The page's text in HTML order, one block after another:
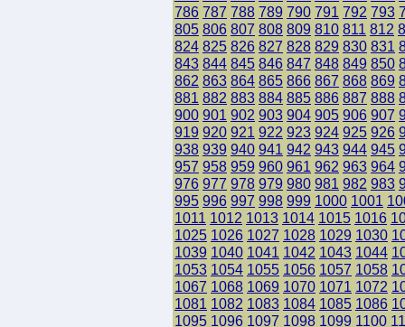
786 787 788 789 790 791 792 793
805 806 807 808 809 810 811 812
824 825 826 827 828 829 830 831
843 844 845 846 847 848 849 850
862 863 864 865 866 867 868 869
881 882 883 884 885 886 887 888
900 901 902 903 904 905 906 907
919 920 921 922 923 924 925 926
938 939 940 941 942 943 944 945
957 958 959 960 961 962 963 964
976 977 978 979 980 981 982 983
995 996 997 998 999 1000 1001
1011 1012 1013 1014 1015 1016
1025 1026 1027 1028 1029 1030
1039 1040 1041 1042 1043 1044
1053 1054 1055 1056 1057 1058
1067 1068 1069 1070 1071 1072
1081 1082 1083 1084 1085 1086
1095 1096 1097 1098 1099 1100